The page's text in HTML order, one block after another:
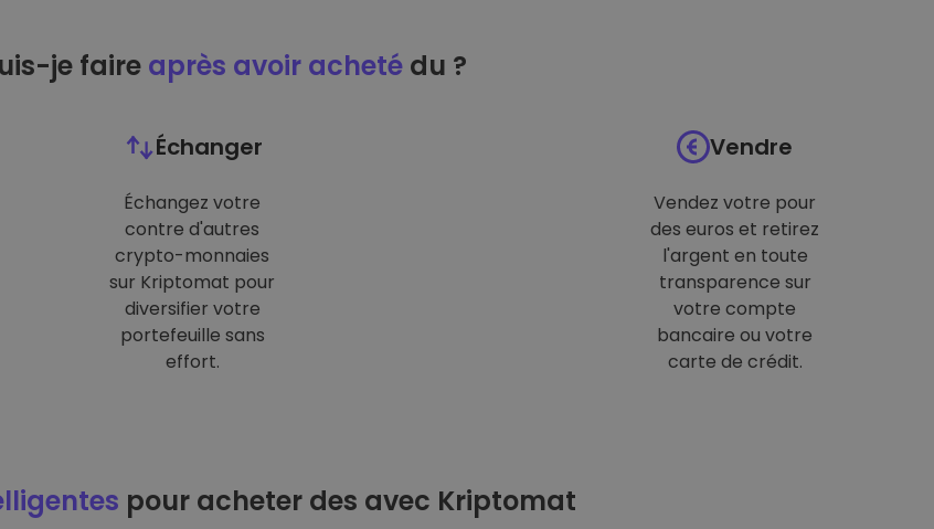
je faire après avoir acheté du ?
Échanger
Échangez votre
contre d'autres
crypto-monnaies
sur Kriptomat pour
diversifier votre
portefeuille sans
effort.
Vendre
Vendez votre pour
des euros et retirez
l'argent en toute
transparence sur
votre compte
bancaire ou votre
carte de crédit.
pour acheter des avec Kriptomat